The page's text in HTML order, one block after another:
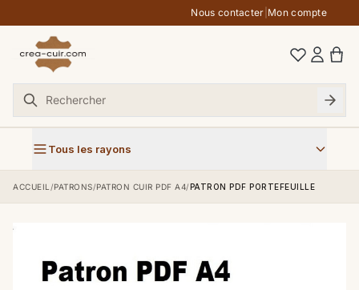
Nous contacter Mon compte
Tous les rayons
ACCUEIL /PATRONS/PATRON CUIR PDF A4/PATRON PDF PORTEFEUILLE